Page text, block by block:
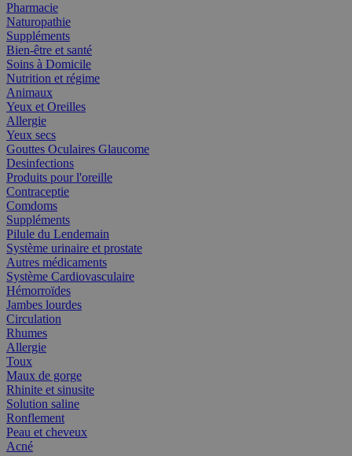
Pharmacie
Naturopathie
Suppléments
Bien-être et santé
Soins à Domicile
Nutrition et régime
Animaux
Yeux et Oreilles
Allergie
Yeux secs
Gouttes Oculaires Glaucome
Desinfections
Produits pour l'oreille
Contraceptie
Comdoms
Suppléments
Pilule du Lendemain
Système urinaire et prostate
Autres médicaments
Système Cardiovasculaire
Hémorroïdes
Jambes lourdes
Circulation
Rhumes
Allergie
Toux
Maux de gorge
Rhinite et sinusite
Solution saline
Ronflement
Peau et cheveux
Acné